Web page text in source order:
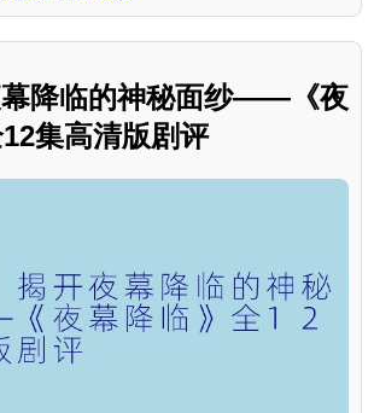
幕降临的神秘面纱——《夜
集高清版剧评